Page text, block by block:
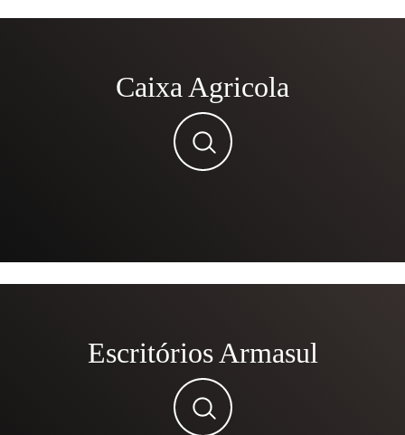
Caixa Agricola
Escritórios Armasul